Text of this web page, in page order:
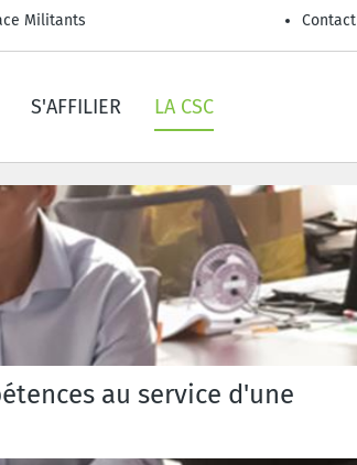
Militants Contact
S'AFFILIER LA CSC
au service d'une